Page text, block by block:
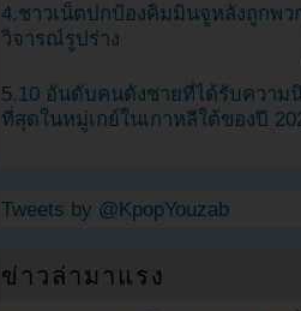
4.ชาวเน็ตปกป้องคิมมินจูหลังถูกพวก
วิจารณ์รูปร่าง
5.10 อันดับคนดังชายที่ได้รับความ
ที่สุดในหมู่เกย์ในเกาหลีใต้ของปี
Tweets by @KpopYouzab
ข่าวล่ามาแรง